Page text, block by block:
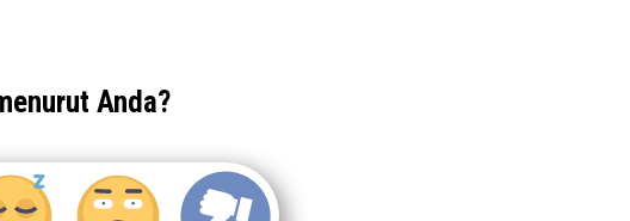
Anda?